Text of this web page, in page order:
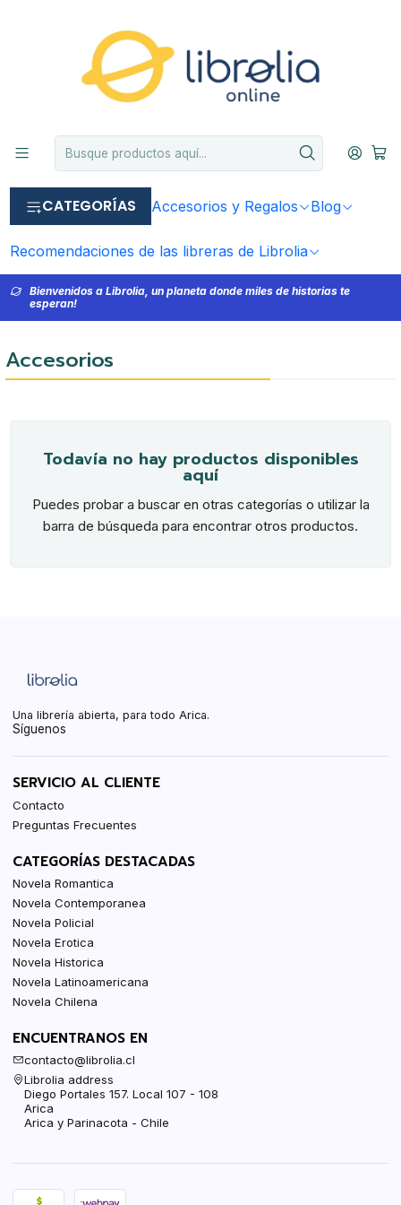
CATEGORÍAS Accesorios y Regalos Blog
Recomendaciones de las libreras de Librolia
Bienvenidos a Librolia, un planeta donde miles de historias te
esperan!
Accesorios
Todavía no hay productos disponibles
aquí
Puedes probar a buscar en otras categorías o utilizar la
barra de búsqueda para encontrar otros productos.
Una librería abierta, para todo Arica.
Síguenos
SERVICIO AL CLIENTE
Contacto
Preguntas Frecuentes
CATEGORÍAS DESTACADAS
Novela Romantica
Novela Contemporanea
Novela Policial
Novela Erotica
Novela Historica
Novela Latinoamericana
Novela Chilena
ENCUENTRANOS EN
contacto@librolia.cl
Librolia address
Diego Portales 157. Local 107 - 108
Arica
Arica y Parinacota - Chile